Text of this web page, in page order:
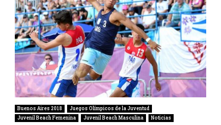
Buenos Aires 2018
Juegos Olímpicos de la Juventud
Juvenil Beach Femenina
Juvenil Beach Masculina Noticias